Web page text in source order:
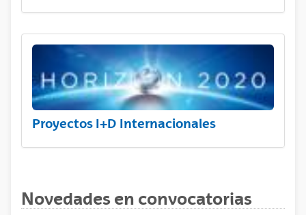
Proyectos I+D Internacionales
Novedades en convocatorias